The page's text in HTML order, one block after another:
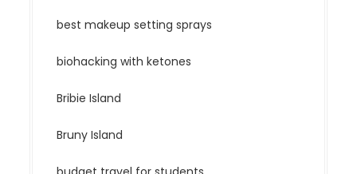
best makeup setting sprays
biohacking with ketones
Bribie Island
Bruny Island